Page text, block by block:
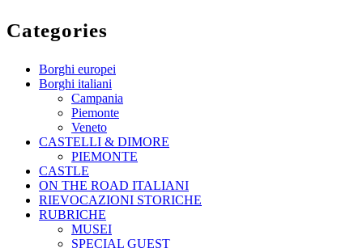
Categories
Borghi europei
Borghi italiani
Campania
Piemonte
Veneto
CASTELLI & DIMORE
PIEMONTE
CASTLE
ON THE ROAD ITALIANI
RIEVOCAZIONI STORICHE
RUBRICHE
MUSEI
SPECIAL GUEST